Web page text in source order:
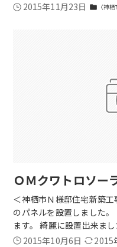
2015年11月23日 folder 〈神
ＯＭクワトロソー
＜神栖市Ｎ様邸住宅新築
のパネルを設置しました
ます。 綺麗に設置出来まし
2015年10月6日
2015